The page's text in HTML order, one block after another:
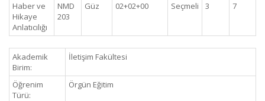
Haber ve
Hikaye
Anlatıcılığı
NMD
203
Güz 02+02+00 Seçmeli 3 7
Akademik
Birim:
İletişim Fakültesi
Öğrenim
Türü:
Örgün Eğitim